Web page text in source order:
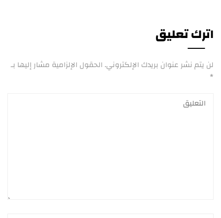
اترك تعليق
لن يتم نشر عنوان بريدك الإلكتروني. الحقول الإلزامية مشار إليها بـ
*